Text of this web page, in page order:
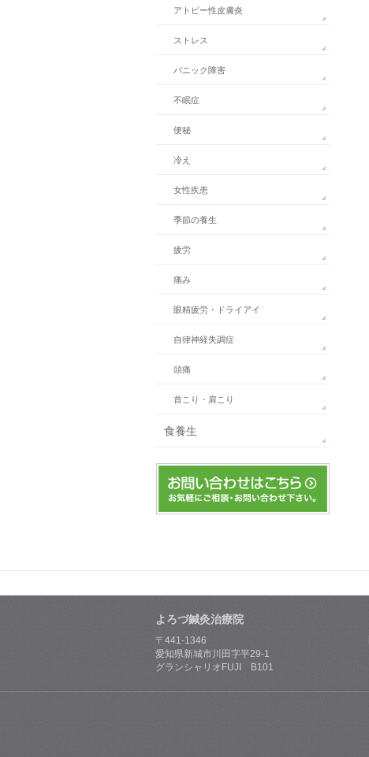
アトピー性皮膚炎
ストレス
パニック障害
不眠症
便秘
冷え
女性疾患
季節の養生
疲労
痛み
眼精疲労・ドライアイ
自律神経失調症
頭痛
首こり・肩こり
食養生
よろづ鍼灸治療院
〒441-1346
愛知県新城市川田字平29-1
グランシャリオFUJI B101